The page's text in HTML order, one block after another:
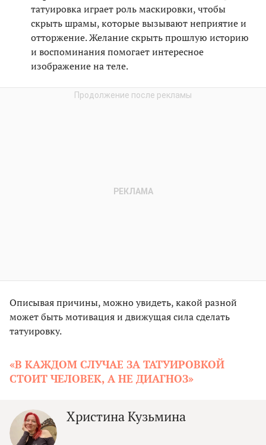
татуировка играет роль маскировки, чтобы
скрыть шрамы, которые вызывают неприятие и
отторжение. Желание скрыть прошлую историю
и воспоминания помогает интересное
изображение на теле.
Описывая причины, можно увидеть, какой разной
может быть мотивация и движущая сила сделать
татуировку.
«В КАЖДОМ СЛУЧАЕ ЗА ТАТУИРОВКОЙ
СТОИТ ЧЕЛОВЕК, А НЕ ДИАГНОЗ»
Христина Кузьмина